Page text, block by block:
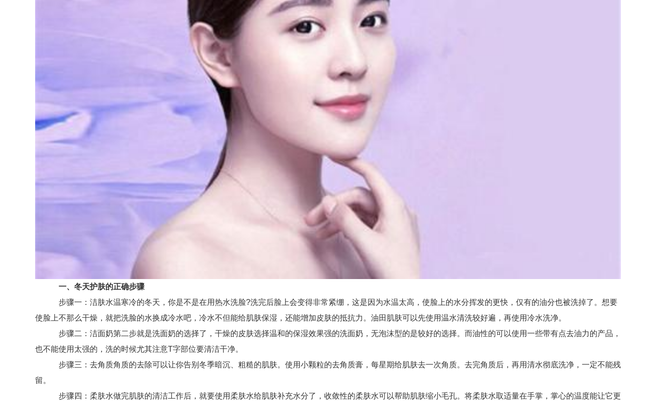
一、冬天护肤的正确步骤
步骤一：洁肤水温寒冷的冬天，你是不是在用热水洗脸?洗完后脸上会变得非常紧绷，这是因为水温太高，使脸上的水分挥发的更快，仅有的油分也被洗掉了。想要
使脸上不那么干燥，就把洗脸的水换成冷水吧，冷水不但能给肌肤保湿，还能增加皮肤的抵抗力。油田肌肤可以先使用温水清洗较好遍，再使用冷水洗净。
步骤二：洁面奶第二步就是洗面奶的选择了，干燥的皮肤选择温和的保湿效果强的洗面奶，无泡沫型的是较好的选择。而油性的可以使用一些带有点去油力的产品，
也不能使用太强的，洗的时候尤其注意T字部位要清洁干净。
步骤三：去角质角质的去除可以让你告别冬季暗沉、粗糙的肌肤。使用小颗粒的去角质膏，每星期给肌肤去一次角质。去完角质后，再用清水彻底洗净，一定不能残
留。
步骤四：柔肤水做完肌肤的清洁工作后，就要使用柔肤水给肌肤补充水分了，收敛性的柔肤水可以帮助肌肤缩小毛孔。将柔肤水取适量在手掌，掌心的温度能让它更